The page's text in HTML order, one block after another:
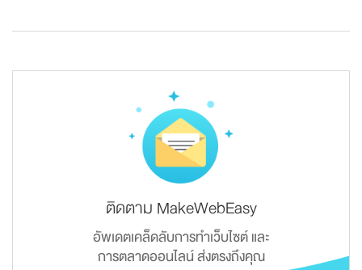
ติดตาม MakeWebEasy
อัพเดตเคล็ดลับการทำเว็บไซต์ และ
การตลาดออนไลน์ ส่งตรงถึงคุณ